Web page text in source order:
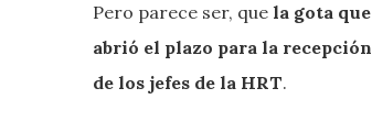
Pero parece ser, que la gota
abrió el plazo para la
de los jefes de la HRT.